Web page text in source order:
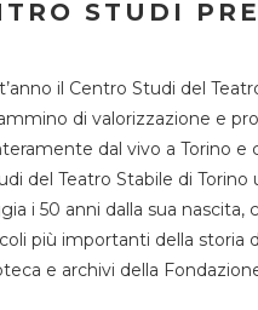
STUDI
il Centro Studi del
di valorizzazione e
dal vivo a Torino e
del Teatro Stabile di
i 50 anni dalla sua
più importanti della storia
e archivi della